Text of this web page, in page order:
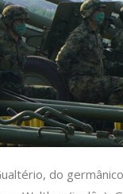
do germânico